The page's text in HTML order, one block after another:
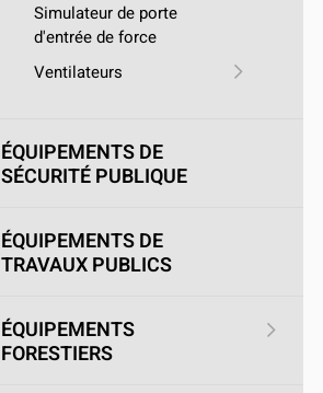
Simulateur de porte
d'entrée de force
Ventilateurs
ÉQUIPEMENTS DE
SÉCURITÉ PUBLIQUE
ÉQUIPEMENTS DE
TRAVAUX PUBLICS
ÉQUIPEMENTS
FORESTIERS